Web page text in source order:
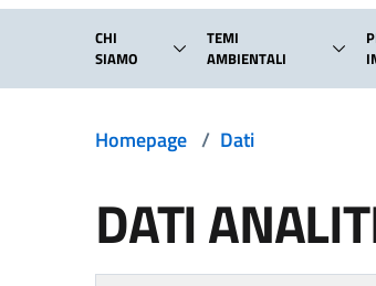
CHI
SIAMO
TEMI
AMBIENTALI
Homepage / Dati
DATI